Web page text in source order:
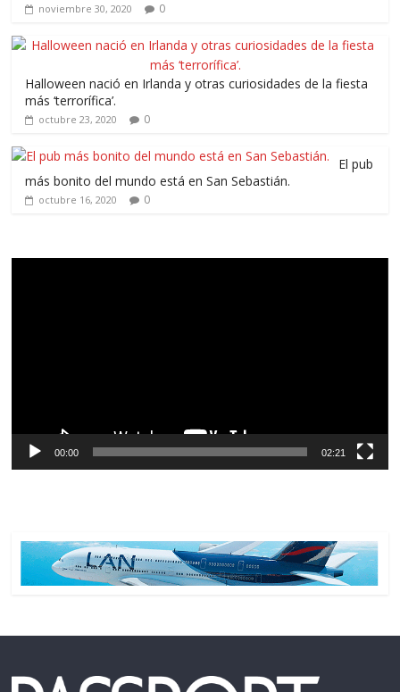
noviembre 30, 2020 0
Halloween nació en Irlanda y otras curiosidades de la fiesta
más ‘terrorífica’.
octubre 23, 2020 0
El pub
más bonito del mundo está en San Sebastián.
octubre 16, 2020 0
00:00 02:21